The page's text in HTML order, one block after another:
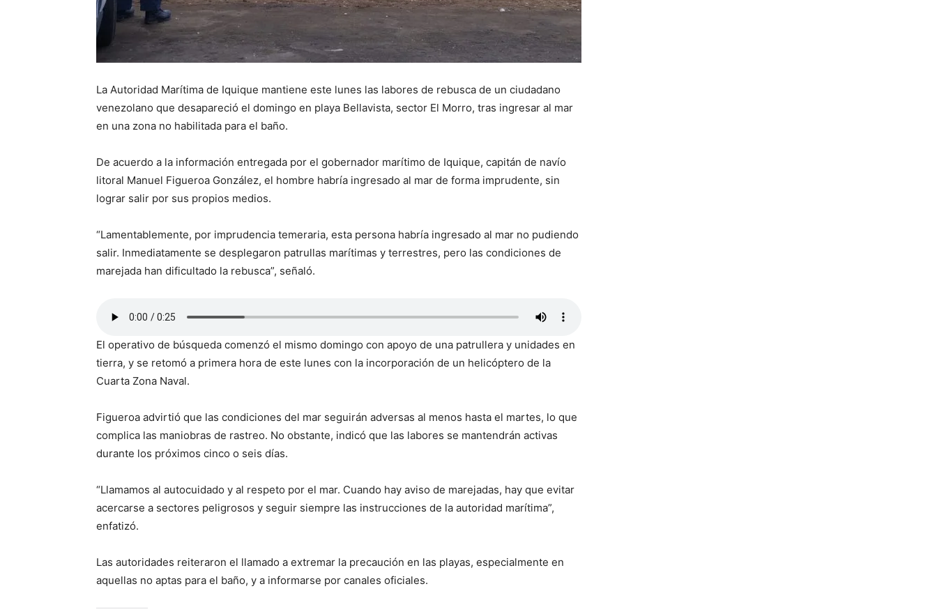
La Autoridad Marítima de Iquique mantiene este lunes las labores de rebusca de un ciudadano
venezolano que desapareció el domingo en playa Bellavista, sector El Morro, tras ingresar al mar
en una zona no habilitada para el baño.
De acuerdo a la información entregada por el gobernador marítimo de Iquique, capitán de navío
litoral Manuel Figueroa González, el hombre habría ingresado al mar de forma imprudente, sin
lograr salir por sus propios medios.
“Lamentablemente, por imprudencia temeraria, esta persona habría ingresado al mar no pudiendo
salir. Inmediatamente se desplegaron patrullas marítimas y terrestres, pero las condiciones de
marejada han dificultado la rebusca”, señaló.
El operativo de búsqueda comenzó el mismo domingo con apoyo de una patrullera y unidades en
tierra, y se retomó a primera hora de este lunes con la incorporación de un helicóptero de la
Cuarta Zona Naval.
Figueroa advirtió que las condiciones del mar seguirán adversas al menos hasta el martes, lo que
complica las maniobras de rastreo. No obstante, indicó que las labores se mantendrán activas
durante los próximos cinco o seis días.
“Llamamos al autocuidado y al respeto por el mar. Cuando hay aviso de marejadas, hay que evitar
acercarse a sectores peligrosos y seguir siempre las instrucciones de la autoridad marítima”,
enfatizó.
Las autoridades reiteraron el llamado a extremar la precaución en las playas, especialmente en
aquellas no aptas para el baño, y a informarse por canales oficiales.